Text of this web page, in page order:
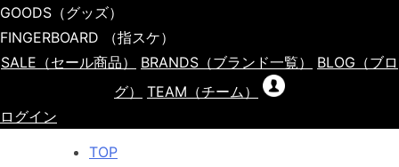
GOODS （グッズ）
FINGERBOARD
（指スケ）
SALE （セール商品） BRANDS （ブランド一覧） BLOG （ブロ
グ）
TEAM （チーム）
ログイン
TOP